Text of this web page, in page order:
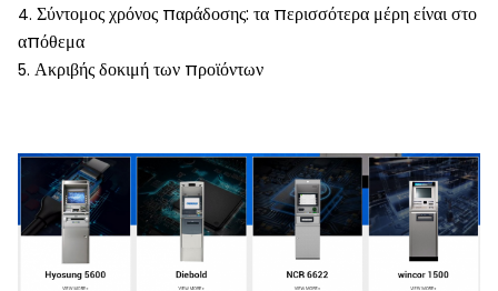
4. Σύντομος χρόνος παράδοσης: τα περισσότερα μέρη είναι στο
απόθεμα
5. Ακριβής δοκιμή των προϊόντων